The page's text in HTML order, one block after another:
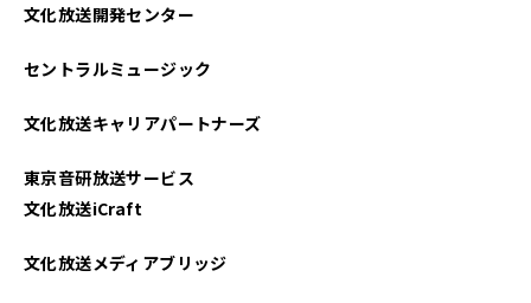
文化放送開発センター
セントラルミュージック
文化放送キャリアパートナーズ
東京音研放送サービス
文化放送iCraft
文化放送メディアブリッジ